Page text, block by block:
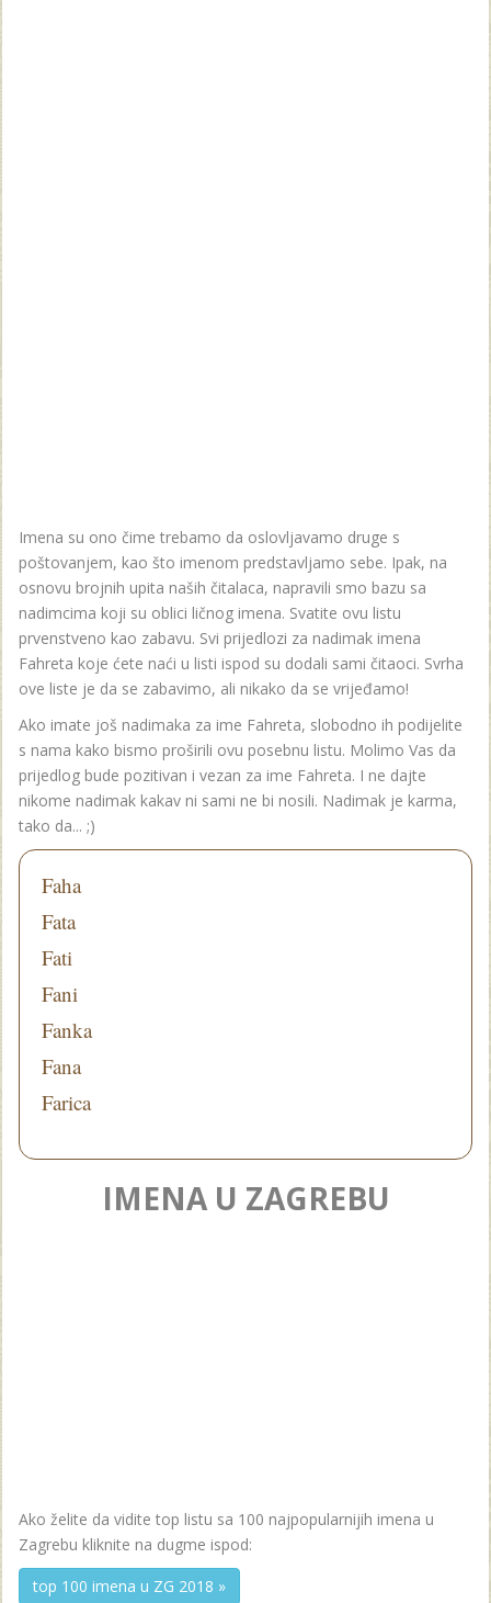
Imena su ono čime trebamo da oslovljavamo druge s
poštovanjem, kao što imenom predstavljamo sebe. Ipak, na
osnovu brojnih upita naših čitalaca, napravili smo bazu sa
nadimcima koji su oblici ličnog imena. Svatite ovu listu
prvenstveno kao zabavu. Svi prijedlozi za nadimak imena
Fahreta koje ćete naći u listi ispod su dodali sami čitaoci. Svrha
ove liste je da se zabavimo, ali nikako da se vrijeđamo!
Ako imate još nadimaka za ime Fahreta, slobodno ih podijelite
s nama kako bismo proširili ovu posebnu listu. Molimo Vas da
prijedlog bude pozitivan i vezan za ime Fahreta. I ne dajte
nikome nadimak kakav ni sami ne bi nosili. Nadimak je karma,
tako da... ;)
Faha
Fata
Fati
Fani
Fanka
Fana
Farica
IMENA U ZAGREBU
Ako želite da vidite top listu sa 100 najpopularnijih imena u
Zagrebu kliknite na dugme ispod:
top 100 imena u ZG 2018 »